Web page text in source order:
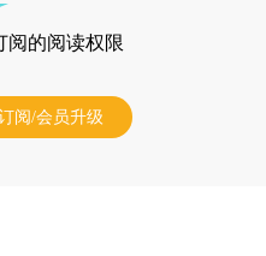
阅的阅读权限
阅/会员升级